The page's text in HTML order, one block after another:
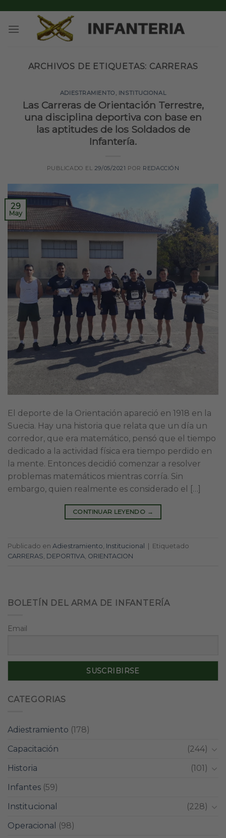
content
ARCHIVOS DE ETIQUETAS: CARRERAS
ADIESTRAMIENTO , INSTITUCIONAL
Las Carreras de Orientación Terrestre,
una disciplina deportiva con base en
las aptitudes de los Soldados de
Infantería.
PUBLICADO EL 29/05/2021 POR REDACCIÓN
29
May
El deporte de la Orientación apareció en 1918 en la
Suecia. Hay una historia que relata que un día un
corredor, que era matemático, pensó que el tiempo
dedicado a la actividad física era tiempo perdido en
la mente. Entonces decidió comenzar a resolver
problemas matemáticos mientras corría. Sin
embargo, quien realmente es considerado el […]
CONTINUAR LEYENDO →
Publicado en Adiestramiento Institucional
Etiquetado
CARRERAS DEPORTIVA ORIENTACION
BOLETÍN DEL ARMA DE INFANTERÍA
Email
CATEGORIAS
Adiestramiento (178)
Capacitación
(244)
Historia
(101)
Infantes (59)
Institucional
(228)
Operacional
(98)